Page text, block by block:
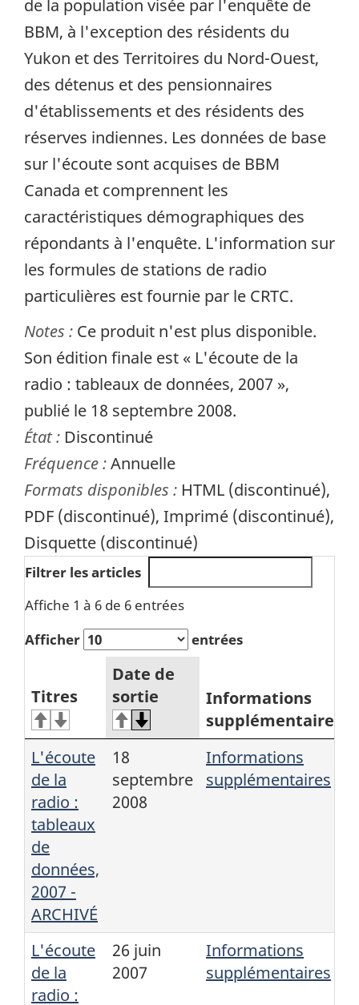
de la population visée par l'enquête de
BBM, à l'exception des résidents du
Yukon et des Territoires du Nord-Ouest,
des détenus et des pensionnaires
d'établissements et des résidents des
réserves indiennes. Les données de base
sur l'écoute sont acquises de BBM
Canada et comprennent les
caractéristiques démographiques des
répondants à l'enquête. L'information sur
les formules de stations de radio
particulières est fournie par le CRTC.
Notes : Ce produit n'est plus disponible.
Son édition finale est « L'écoute de la
radio : tableaux de données, 2007 »,
publié le 18 septembre 2008.
État : Discontinué
Fréquence :Annuelle
Formats disponibles : HTML (discontinué),
PDF (discontinué), Imprimé (discontinué),
Disquette (discontinué)
Filtrer les articles
Affiche 1 à 6 de 6 entrées
Afficher
entrées
Titres
Date de
sortie
Informations
supplémentaires
L'écoute
de la
radio :
tableaux
de
données,
2007 -
ARCHIVÉ
18
septembre
2008
Informations
supplémentaires
L'écoute
de la
radio :
26 juin
2007
Informations
supplémentaires